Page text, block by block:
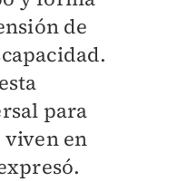
de
para
viven en